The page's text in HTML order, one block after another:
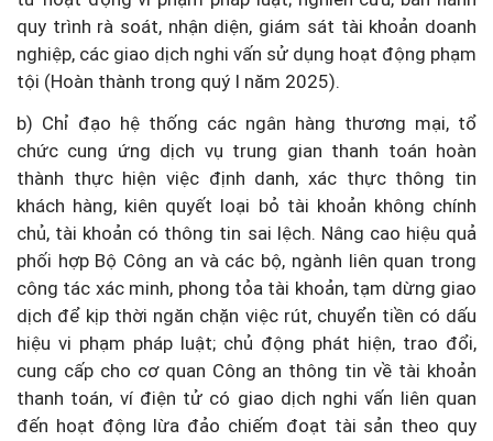
quy trình rà soát, nhận diện, giám sát tài khoản doanh
nghiệp, các giao dịch nghi vấn sử dụng hoạt động phạm
tội (Hoàn thành trong quý I năm 2025).
b) Chỉ đạo hệ thống các ngân hàng thương mại, tổ
chức cung ứng dịch vụ trung gian thanh toán hoàn
thành thực hiện việc định danh, xác thực thông tin
khách hàng, kiên quyết loại bỏ tài khoản không chính
chủ, tài khoản có thông tin sai lệch. Nâng cao hiệu quả
phối hợp Bộ Công an và các bộ, ngành liên quan trong
công tác xác minh, phong tỏa tài khoản, tạm dừng giao
dịch để kịp thời ngăn chặn việc rút, chuyển tiền có dấu
hiệu vi phạm pháp luật; chủ động phát hiện, trao đổi,
cung cấp cho cơ quan Công an thông tin về tài khoản
thanh toán, ví điện tử có giao dịch nghi vấn liên quan
đến hoạt động lừa đảo chiếm đoạt tài sản theo quy